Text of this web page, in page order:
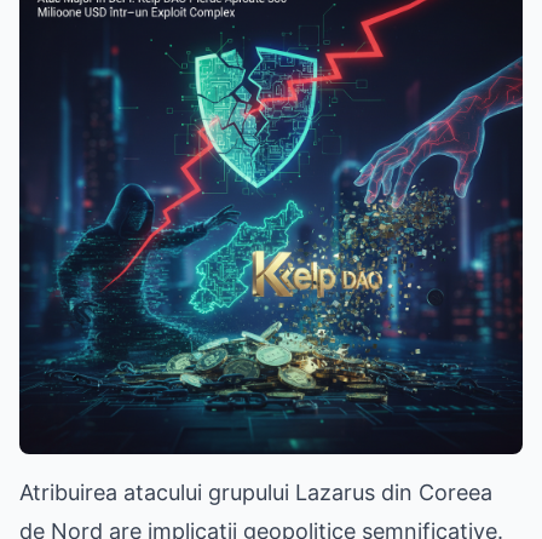
Atribuirea atacului grupului Lazarus din Coreea
de Nord are implicații geopolitice semnificative.